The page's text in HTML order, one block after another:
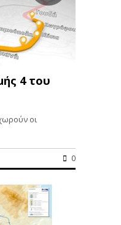
4 του
οι
0